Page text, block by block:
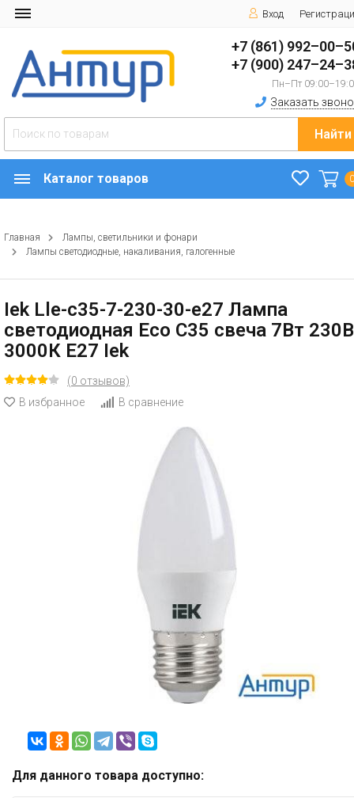
Вход
+7 (861)
+7 (900)
Пн–Пт
Заказать
Найти
Каталог товаров
Главная
Лампы, светильники и фонари
Лампы светодиодные, накаливания, галогенные
Iek Lle-c35-7-230-30-e27 Лампа
светодиодная Eco C35 свеча 7Вт 230В
3000К E27 Iek
(0 отзывов)
В избранное
В сравнение
Для данного товара доступно: